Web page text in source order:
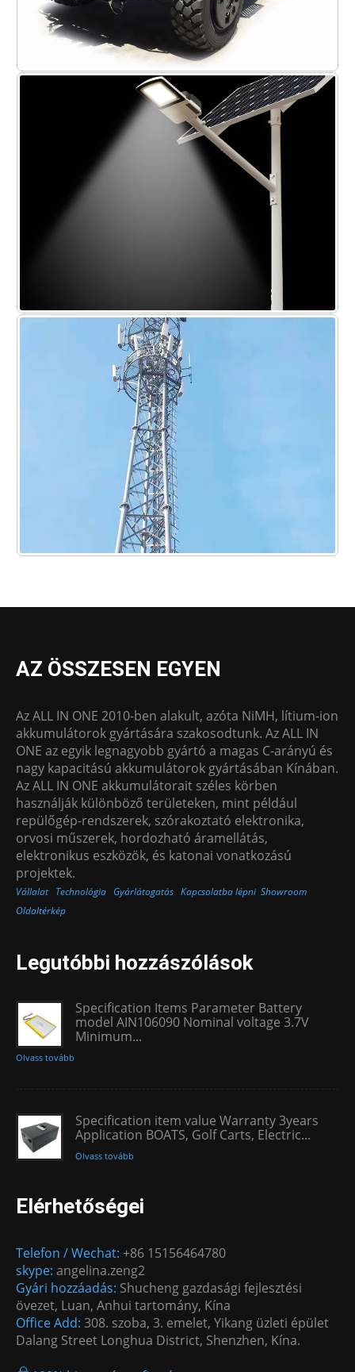
AZ ÖSSZESEN EGYEN
Az ALL IN ONE 2010-ben alakult, azóta NiMH, lítium-ion
akkumulátorok gyártására szakosodtunk. Az ALL IN
ONE az egyik legnagyobb gyártó a magas C-arányú és
nagy kapacitású akkumulátorok gyártásában Kínában.
Az ALL IN ONE akkumulátorait széles körben
használják különböző területeken, mint például
repülőgép-rendszerek, szórakoztató elektronika,
orvosi műszerek, hordozható áramellátás,
elektronikus eszközök, és katonai vonatkozású
projektek.
Vállalat Technológia Gyárlátogatás Kapcsolatba lépni Showroom
Oldaltérkép
Legutóbbi hozzászólások
Specification Items Parameter Battery
model AIN106090 Nominal voltage 3.7V
Minimum...
Olvass tovább
Specification item value Warranty 3years
Application BOATS, Golf Carts, Electric...
Olvass tovább
Elérhetőségei
Telefon / Wechat: +86 15156464780
skype: angelina.zeng2
Gyári hozzáadás: Shucheng gazdasági fejlesztési
övezet, Luan, Anhui tartomány, Kína
Office Add: 308. szoba, 3. emelet, Yikang üzleti épület
Dalang Street Longhua District, Shenzhen, Kína.